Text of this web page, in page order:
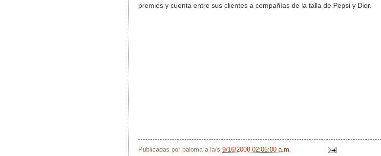
premios y cuenta entre sus clientes a compañías de la talla de Pepsi y Dior.
Publicadas por paloma a la/s 9/16/2008 02:05:00 a.m.